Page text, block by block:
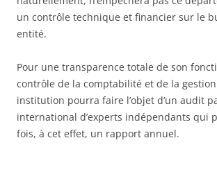
un contrôle technique et financier sur le
entité.
Pour une transparence totale de son
contrôle de la comptabilité et de la
institution pourra faire l’objet d’un audit
international d’experts indépendants qui
fois, à cet effet, un rapport annuel.